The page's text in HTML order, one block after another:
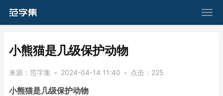
​小熊猫是几级保护动物
来源： 范字集 • 2024-04-14 11:40 • 点击： 225
小熊猫是几级保护动物